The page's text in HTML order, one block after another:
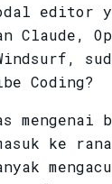
editor
Claude,
Coding?
ke